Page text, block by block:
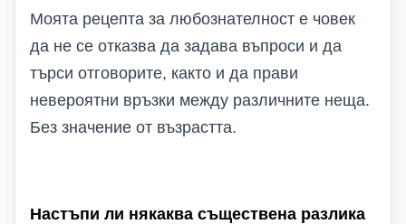
Моята рецепта за любознателност е човек
да не се отказва да задава въпроси и да
търси отговорите, както и да прави
невероятни връзки между различните неща.
Без значение от възрастта.
Настъпи ли някаква съществена разлика